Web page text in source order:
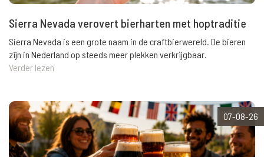
Sierra Nevada verovert bierharten met hoptraditie
Sierra Nevada is een grote naam in de craftbierwereld. De bieren
zijn in Nederland op steeds meer plekken verkrijgbaar.
Verder lezen
07-08-26